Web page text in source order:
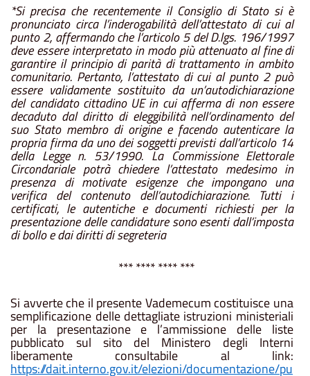
*Si precisa che recentemente il Consiglio di Stato si è
pronunciato circa l’inderogabilità dell’attestato di cui al
punto 2, affermando che l’articolo 5 del D.lgs. 196/1997
deve essere interpretato in modo più attenuato al finedi
garantire il principio di parità di trattamento in ambito
comunitario. Pertanto, l’attestato di cui al punto 2 può
essere validamente sostituito da un’autodichiarazione
del candidato cittadino UE in cui afferma di non essere
decaduto dal diritto di eleggibilità nell’ordinamento del
suo Stato membro di origine e facendo autenticare la
propria firma da uno dei soggetti previsti dall’articolo 14
della Legge n. 53/1990. La Commissione Elettorale
Circondariale potrà chiedere l’attestato medesimo in
presenza di motivate esigenze che impongano una
verifica del contenuto dell’autodichiarazione. Tutti i
certificati, le autentiche e documenti richiesti per la
presentazione delle candidature sono esenti dall’imposta
di bollo e dai diritti di segreteria
*** **** **** ***
Si avverteche il presenteVademecum costituisce una
semplificazione delle dettagliate istruzioni ministeriali
per la presentazione e l’ammissione delle liste
pubblicato sul sito del Ministero degli Interni
liberamente consultabile al link:
https://dait.interno.gov.it/elezioni/documentazione/pu